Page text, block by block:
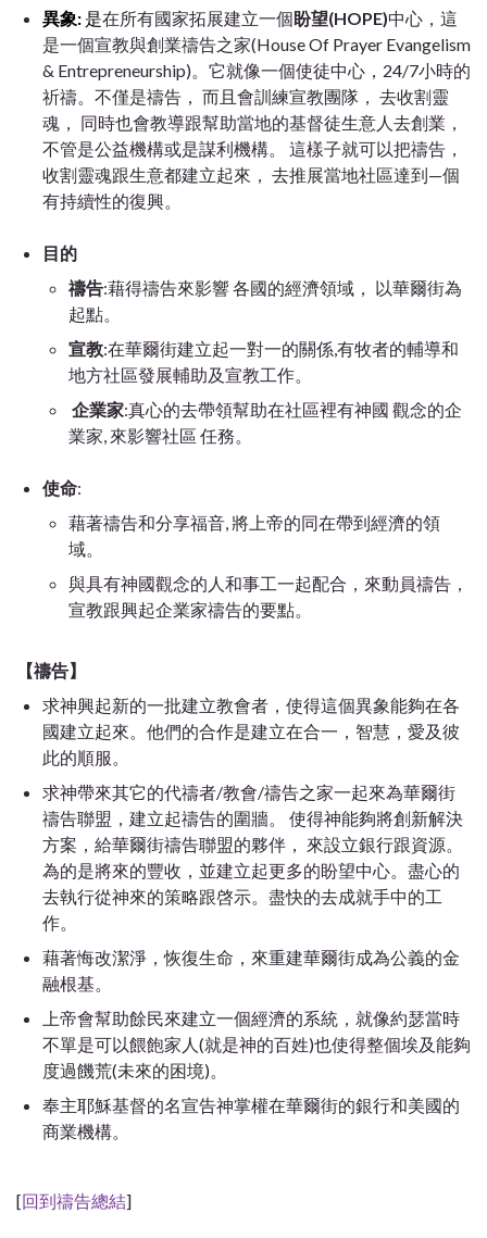
異象: 是在所有國家拓展建立一個盼望(HOPE)中心，這
是一個宣教與創業禱告之家(House Of Prayer Evangelism
& Entrepreneurship)。它就像一個使徒中心，24/7小時的
祈禱。不僅是禱告， 而且會訓練宣教團隊， 去收割靈
魂， 同時也會教導跟幫助當地的基督徒生意人去創業，
不管是公益機構或是謀利機構。 這樣子就可以把禱告，
收割靈魂跟生意都建立起來， 去推展當地社區達到—個
有持續性的復興。
目的
禱告:藉得禱告來影響 各國的經濟領域， 以華爾街為
起點。
宣教:在華爾街建立起一對一的關係,有牧者的輔導和
地方社區發展輔助及宣教工作。
企業家:真心的去帶領幫助在社區裡有神國 觀念的企
業家, 來影響社區 任務。
使命:
藉著禱告和分享福音, 將上帝的同在帶到經濟的領
域。
與具有神國觀念的人和事工一起配合，來動員禱告，
宣教跟興起企業家禱告的要點。
【禱告】
求神興起新的一批建立教會者，使得這個異象能夠在各
國建立起來。他們的合作是建立在合一，智慧，愛及彼
此的順服。
求神帶來其它的代禱者/教會/禱告之家一起來為華爾街
禱告聯盟，建立起禱告的圍牆。 使得神能夠將創新解決
方案，給華爾街禱告聯盟的夥伴， 來設立銀行跟資源。
為的是將來的豐收，並建立起更多的盼望中心。盡心的
去執行從神來的策略跟啓示。盡快的去成就手中的工
作。
藉著悔改潔淨，恢復生命，來重建華爾街成為公義的金
融根基。
上帝會幫助餘民來建立一個經濟的系統，就像約瑟當時
不單是可以餵飽家人(就是神的百姓)也使得整個埃及能夠
度過饑荒(未來的困境)。
奉主耶穌基督的名宣告神掌權在華爾街的銀行和美國的
商業機構。
[回到禱告總結]